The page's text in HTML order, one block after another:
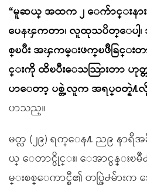
“မူဆယ္ အထက ၂ ေက်ာင္းနာ
ပေနၾကတာ၊ လူထုသပိတ္ေပါ့၊ အဲ့
စ္ၿပီး အၾကမ္းဖက္ၿဖိဳခြင္းတ
င္းကို ထိၿပီးေသသြားတာ ဟု
ပာေတာ့ ပစ္တဲ့လူက အရပ္ဝတ္နဲ႔လို
ပာသည္။
မတ္လ (၂၉) ရက္ေန႔ ည၉ နာရီအ
ယ္ ေတာင္ပိုင္း၊ ေအာင္ပန္းၿမိဳ
မ္းစစ္ေကာင္စီ၏ တပ္ဖြဲ႕မ်ား